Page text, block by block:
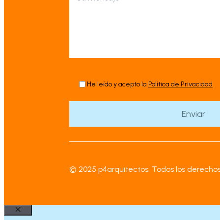
He leído y acepto la Política de Privacidad
© 2025 p4arquitectos. Todos los
Cerrar